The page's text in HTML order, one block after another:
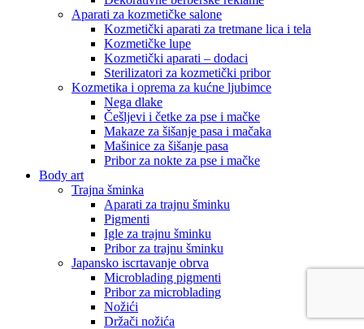
Aparati za kozmetičke salone
Kozmetički aparati za tretmane lica i tela
Kozmetičke lupe
Kozmetički aparati – dodaci
Sterilizatori za kozmetički pribor
Kozmetika i oprema za kućne ljubimce
Nega dlake
Češljevi i četke za pse i mačke
Makaze za šišanje pasa i mačaka
Mašinice za šišanje pasa
Pribor za nokte za pse i mačke
Body art
Trajna šminka
Aparati za trajnu šminku
Pigmenti
Igle za trajnu šminku
Pribor za trajnu šminku
Japansko iscrtavanje obrva
Microblading pigmenti
Pribor za microblading
Nožići
Držači nožića